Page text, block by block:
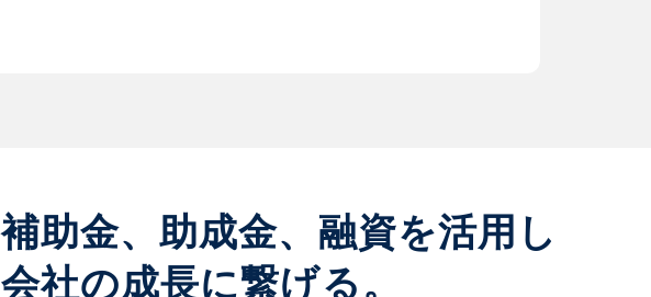
補助金、助成金、融資を活用し
会社の成長に繋げる。